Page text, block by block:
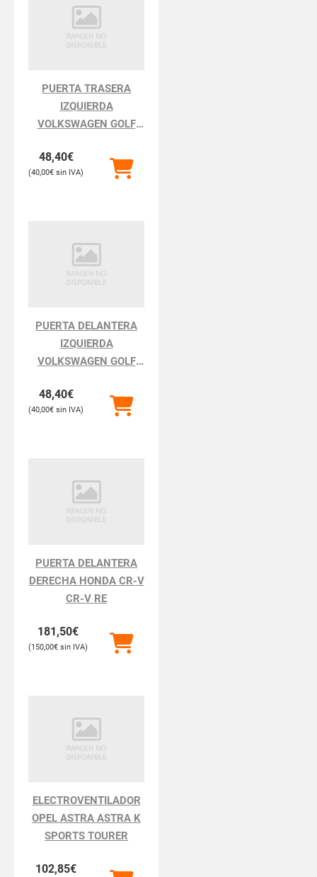
PUERTA TRASERA
IZQUIERDA
VOLKSWAGEN GOLF
48,40€
40,00€
PUERTA DELANTERA
IZQUIERDA
VOLKSWAGEN GOLF
48,40€
40,00€
PUERTA DELANTERA
DERECHA HONDA CR-V
CR-V RE
181,50€
150,00€
ELECTROVENTILADOR
OPEL ASTRA ASTRA K
SPORTS TOURER
102,85€